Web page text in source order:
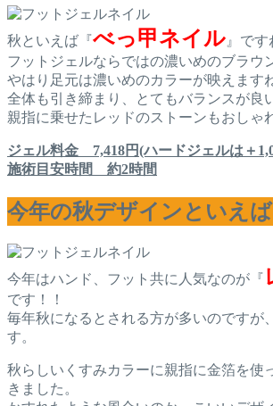
秋といえば『べっ甲ネイル 』です
フットジェルならではの濃いめのブラウ
やはり足元は濃いめのカラーが映えます
全体も引き締まり、とてもバランスが良
親指に乗せたレッドのストーンもおしゃ
ジェル料金 7,418円(ハードジェルは＋
施術目安時間 約2時間
今年の秋デザインといえ
今年はハンド、フット共に人気なのが『
です！！
毎年秋になるとされる方が多いのですが
す。
秋らしいくすみカラーに親指に金箔を使
きました。